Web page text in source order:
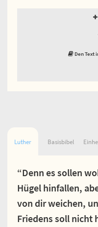
Den Text
Luther Basisbibel
“Denn es sollen
Hügel hinfallen,
von dir weichen,
Friedens soll nicht